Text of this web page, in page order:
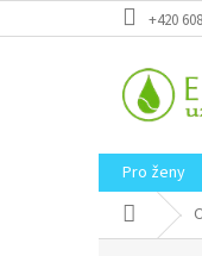
na
+420
Pro ženy
Domů